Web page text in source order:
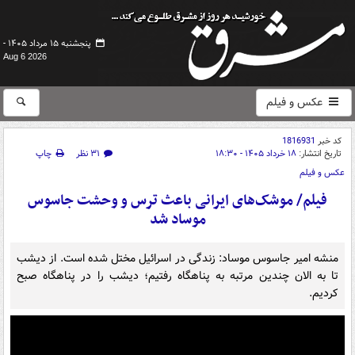
پنجشنبه ۱۵ مرداد ۱۴۰۵ -
Aug 6 2026
عکس و فیلم
کد خبر 1816931
تاریخ انتشار: ۱۸ خرداد ۱۴۰۵ - ۱۸:۳۰ ۳۱ نظر
چاپ
عکس و فیلم
فیلم/ موشک‌های ایرانی باعث ترس و وحشت جاسوس
موساد شد
منشه امیر جاسوس موساد: زندگی در اسرائیل مختل شده است. از دیشب
تا به الان چندین مرتبه به پناهگاه رفتیم؛ دیشب را در پناهگاه صبح
کردیم.